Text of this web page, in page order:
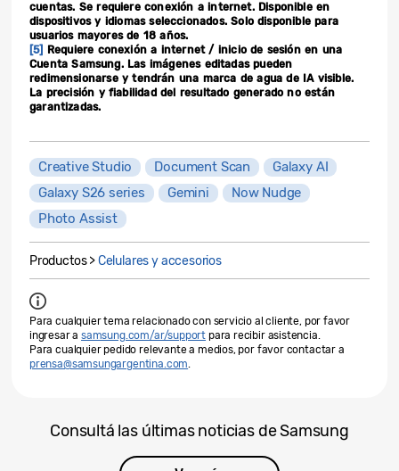
cuentas. Se requiere conexión a internet. Disponible en
dispositivos y idiomas seleccionados. Solo disponible para
usuarios mayores de 18 años.
[5]
Requiere conexión a internet / inicio de sesión en una
Cuenta Samsung. Las imágenes editadas pueden
redimensionarse y tendrán una marca de agua de IA visible.
La precisión y fiabilidad del resultado generado no están
garantizadas.
Creative Studio Document Scan
Galaxy AI
Galaxy S26 series
Gemini
Now Nudge
Photo Assist
Productos >Celulares y accesorios
Para cualquier tema relacionado con servicio al cliente, por favor
ingresar asamsung.com/ar/support para recibir asistencia.
Para cualquier pedido relevante a medios, por favor contactar a
prensa@samsungargentina.com.
Consultá las últimas noticias de Samsung